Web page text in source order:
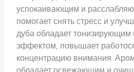
успокаивающим и
помогает снять стресс и
дуба обладает
эффектом, повышает
концентрацию внимания.